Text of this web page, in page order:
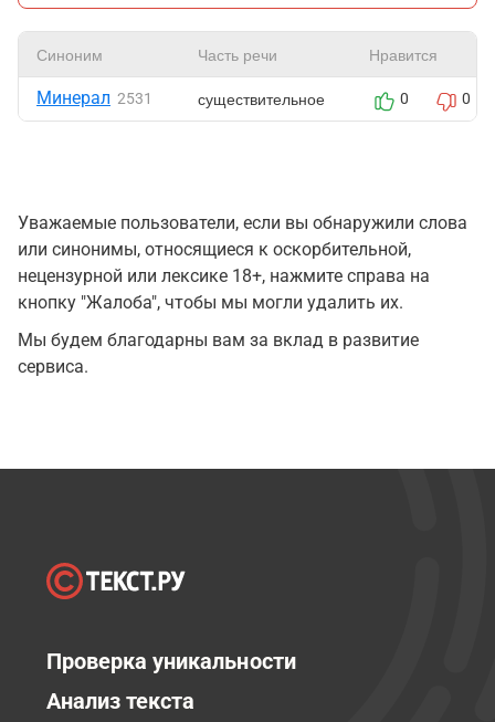
Синоним Часть речи Нравится
Минерал 2531 существительное 0 0
Уважаемые пользователи, если вы обнаружили слова
или синонимы, относящиеся к оскорбительной,
нецензурной или лексике 18+, нажмите справа на
кнопку "Жалоба", чтобы мы могли удалить их.
Мы будем благодарны вам за вклад в развитие
сервиса.
Проверка уникальности
Анализ текста